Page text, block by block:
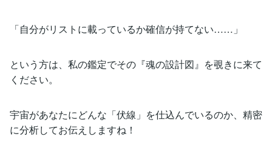
「自分がリストに載っているか確信が持てない……」
という方は、私の鑑定でその『魂の設計図』を覗きに来て
ください。
宇宙があなたにどんな「伏線」を仕込んでいるのか、精密
に分析してお伝えしますね！